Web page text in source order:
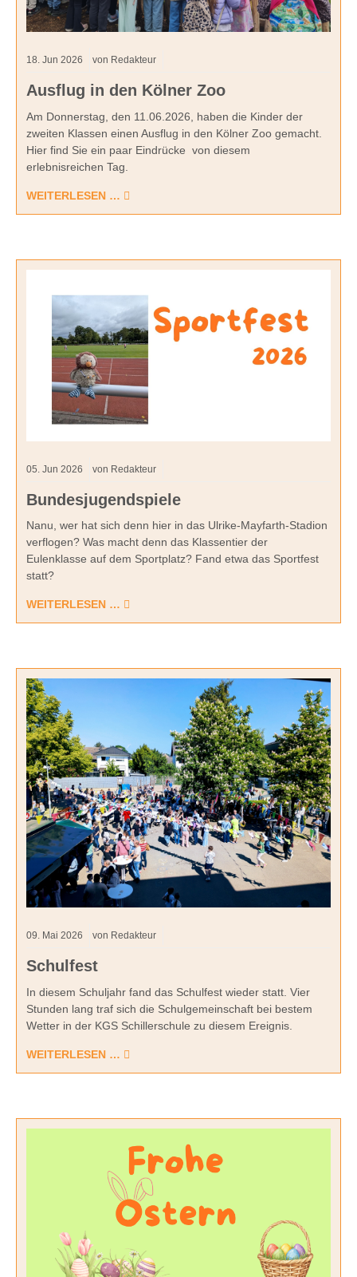
18. Jun 2026 von Redakteur
Ausflug in den Kölner Zoo
Am Donnerstag, den 11.06.2026, haben die Kinder der
zweiten Klassen einen Ausflug in den Kölner Zoo gemacht.
Hier find Sie ein paar Eindrücke von diesem
erlebnisreichen Tag.
WEITERLESEN …
05. Jun 2026 von Redakteur
Bundesjugendspiele
Nanu, wer hat sich denn hier in das Ulrike-Mayfarth-Stadion
verflogen? Was macht denn das Klassentier der
Eulenklasse auf dem Sportplatz? Fand etwa das Sportfest
statt?
WEITERLESEN …
09. Mai 2026 von Redakteur
Schulfest
In diesem Schuljahr fand das Schulfest wieder statt. Vier
Stunden lang traf sich die Schulgemeinschaft bei bestem
Wetter in der KGS Schillerschule zu diesem Ereignis.
WEITERLESEN …